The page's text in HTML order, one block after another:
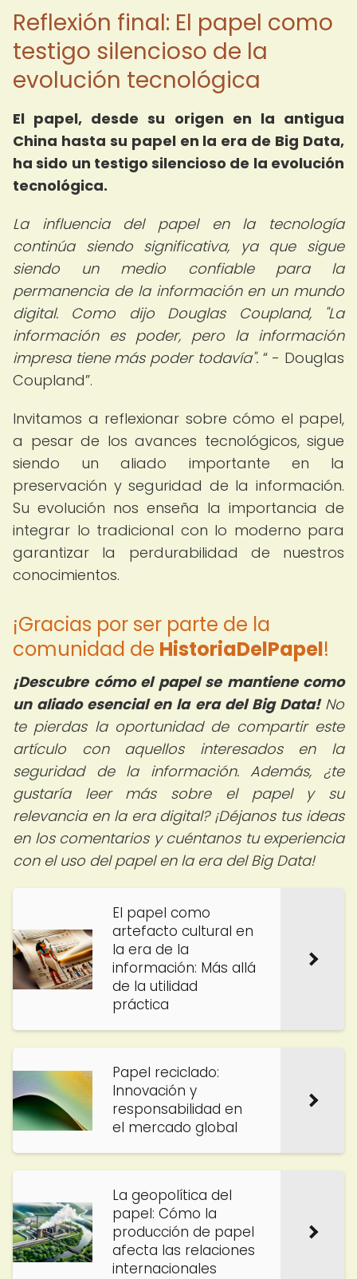
Reflexión final: El papel como
testigo silencioso de la
evolución tecnológica
El papel, desde su origen en la antigua
China hasta su papel en la era de Big Data,
ha sido un testigo silencioso de la evolución
tecnológica.
La influencia del papel en la tecnología
continúa siendo significativa, ya que sigue
siendo un medio confiable para la
permanencia de la información en un mundo
digital. Como dijo Douglas Coupland, "La
información es poder, pero la información
impresa tiene más poder todavía". - Douglas
Coupland .
Invitamos a reflexionar sobre cómo el papel,
a pesar de los avances tecnológicos, sigue
siendo un aliado importante en la
preservación y seguridad de la información.
Su evolución nos enseña la importancia de
integrar lo tradicional con lo moderno para
garantizar la perdurabilidad de nuestros
conocimientos.
¡Gracias por ser parte de la
comunidad de HistoriaDelPapel!
¡Descubre cómo el papel se mantiene como
un aliado esencial en la era del Big Data! No
te pierdas la oportunidad de compartir este
artículo con aquellos interesados en la
seguridad de la información. Además, ¿te
gustaría leer más sobre el papel y su
relevancia en la era digital? ¡Déjanos tus ideas
en los comentarios y cuéntanos tu experiencia
con el uso del papel en la era del Big Data!
El papel como
artefacto cultural en
la era de la
información: Más allá
de la utilidad
práctica
Papel reciclado:
Innovación y
responsabilidad en
el mercado global
La geopolítica del
papel: Cómo la
producción de papel
afecta las relaciones
internacionales